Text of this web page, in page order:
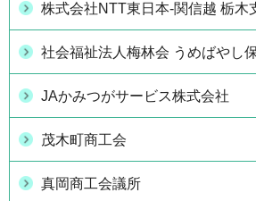
株式会社NTT東日本-関信越 栃木
社会福祉法人梅林会 うめばやし
JAかみつがサービス株式会社
茂木町商工会
真岡商工会議所